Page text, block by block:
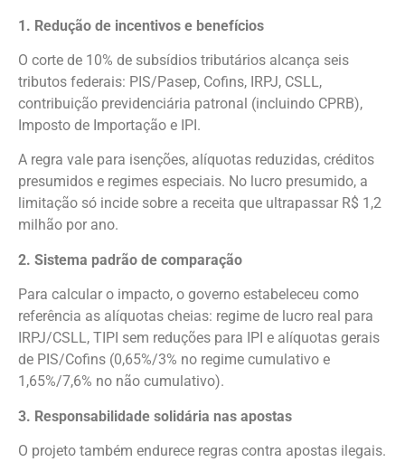
1. Redução de incentivos e benefícios
O corte de 10% de subsídios tributários alcança seis
tributos federais: PIS/Pasep, Cofins, IRPJ, CSLL,
contribuição previdenciária patronal (incluindo CPRB),
Imposto de Importação e IPI.
A regra vale para isenções, alíquotas reduzidas, créditos
presumidos e regimes especiais. No lucro presumido, a
limitação só incide sobre a receita que ultrapassar R$ 1,2
milhão por ano.
2. Sistema padrão de comparação
Para calcular o impacto, o governo estabeleceu como
referência as alíquotas cheias: regime de lucro real para
IRPJ/CSLL, TIPI sem reduções para IPI e alíquotas gerais
de PIS/Cofins (0,65%/3% no regime cumulativo e
1,65%/7,6% no não cumulativo).
3. Responsabilidade solidária nas apostas
O projeto também endurece regras contra apostas ilegais.